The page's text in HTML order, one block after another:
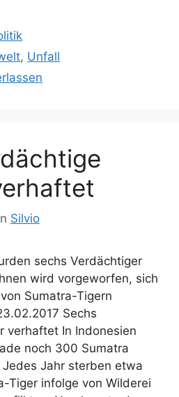
, Unfall
Silvio
sechs Verdächtiger
wird vorgeworfen, sich
Sumatra-Tigern
Sechs
verhaftet In Indonesien
noch 300 Sumatra
Jahr sterben etwa
Tiger infolge von Wilderei